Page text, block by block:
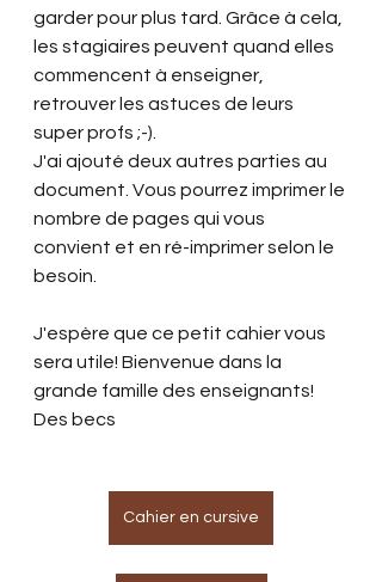
garder pour plus tard. Grâce à cela,
les stagiaires peuvent quand elles
commencent à enseigner,
retrouver les astuces de leurs
super profs ;-).
J'ai ajouté deux autres parties au
document. Vous pourrez imprimer le
nombre de pages qui vous
convient et en ré-imprimer selon le
besoin.
J'espère que ce petit cahier vous
sera utile! Bienvenue dans la
grande famille des enseignants!
Des becs
Cahier en cursive